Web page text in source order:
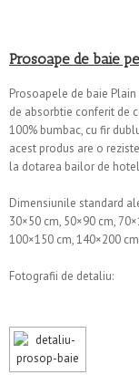
Prosoape de baie
Prosoapele de baie
de absorbtie conferit de
100% bumbac, cu fir
acest produs are o
la dotarea bailor de
Dimensiunile standard
30×50 cm, 50×90 cm,
100×150 cm, 140×200
Fotografii de detaliu: